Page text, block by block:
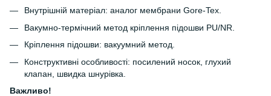
Внутрішній матеріал: аналог мембрани Gore-Tex.
Вакумно-термічний метод кріплення підошви PU/NR.
Кріплення підошви: вакуумний метод.
Конструктивні особливості: посилений носок, глухий
клапан, швидка шнурівка.
Важливо!